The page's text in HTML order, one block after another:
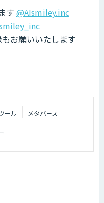
す @AIsmiley.inc
お願いいたします
ール メタバース